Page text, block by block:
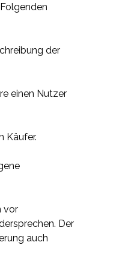
der
einen Nutzer
Käufer.
vor
Der
auch